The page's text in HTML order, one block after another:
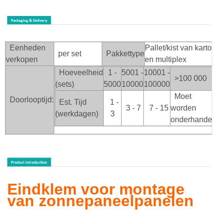
Eenheden
verkopen
per set Pakkettype
Pallet/kist van karton
en multiplex
Doorlooptijd:
Hoeveelheid
(sets)
1 -
5000
5001 -
10000
10001 -
100000
>100 000
Est. Tijd
(werkdagen)
1 -
3
3 - 7 7 - 15
Moet
worden
Eindklem voor montage
van zonnepaneelpanelen